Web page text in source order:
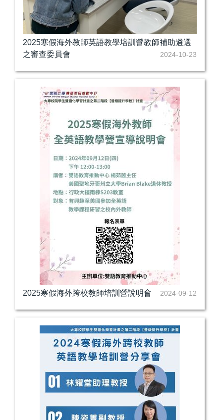
2025寒假海外教師英語教學培訓營教師補助遴選
之審查委員會
2024-10-23
2025寒假海外跨校教師培訓營說明會 2024-09-12